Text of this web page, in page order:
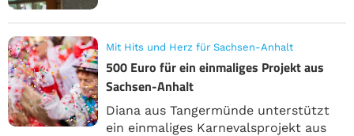
Mit Hits und Herz für Sachsen-Anhalt
500 Euro für ein einmaliges Projekt aus
Sachsen-Anhalt
Diana aus Tangermünde unterstützt
ein einmaliges Karnevalsprojekt aus